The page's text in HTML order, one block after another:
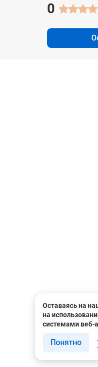
0
Оставаясь на
на
системами веб-
Понятно